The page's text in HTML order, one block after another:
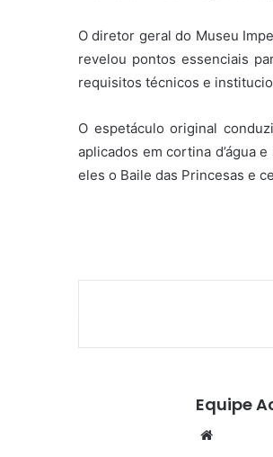
O diretor geral do Museu
revelou pontos essenciais
requisitos técnicos e
O espetáculo original
aplicados em cortina d’água
eles o Baile das Princesas e
Equipe